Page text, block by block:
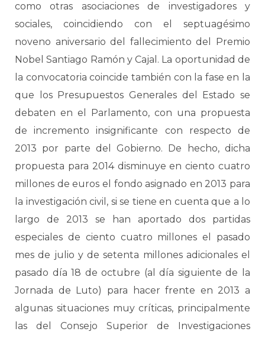
como otras asociaciones de investigadores y
sociales, coincidiendo con el septuagésimo
noveno aniversario del fallecimiento del Premio
Nobel Santiago Ramón y Cajal. La oportunidad de
la convocatoria coincide también con la fase en la
que los Presupuestos Generales del Estado se
debaten en el Parlamento, con una propuesta
de incremento insignificante con respecto de
2013 por parte del Gobierno. De hecho, dicha
propuesta para 2014 disminuye en ciento cuatro
millones de euros el fondo asignado en 2013 para
la investigación civil, si se tiene en cuenta que a lo
largo de 2013 se han aportado dos partidas
especiales de ciento cuatro millones el pasado
mes de julio y de setenta millones adicionales el
pasado día 18 de octubre (al día siguiente de la
Jornada de Luto) para hacer frente en 2013 a
algunas situaciones muy críticas, principalmente
las del Consejo Superior de Investigaciones